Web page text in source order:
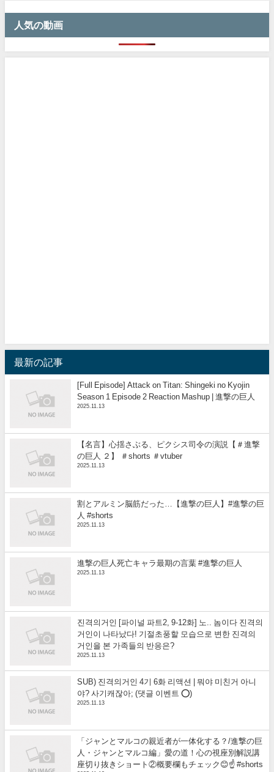
人気の動画
最新の記事
[Full Episode] Attack on Titan: Shingeki no Kyojin
Season 1 Episode 2 Reaction Mashup | 進撃の巨人
2025.11.13
【名言】心揺さぶる、ピクシス司令の演説【＃進撃
の巨人 ２】 ＃shorts ＃vtuber
2025.11.13
割とアルミン脳筋だった…【進撃の巨人】#進撃の巨
人 #shorts
2025.11.13
進撃の巨人死亡キャラ最期の言葉 #進撃の巨人
2025.11.13
진격의거인 [파이널 파트2, 9-12화] 노.. 놈이다 진격의
거인이 나타났다! 기절초풍할 모습으로 변한 진격의
거인을 본 가족들의 반응은?
2025.11.13
SUB) 진격의거인 4기 6화 리액션 | 뭐야 미친거 아니
야? 사기캐잖아; (댓글 이벤트 ⭕)
2025.11.13
「ジャンとマルコの親近者が一体化する？/進撃の巨
人・ジャンとマルコ編」愛の道！心の視座別解説講
座切り抜きショート②概要欄もチェック😊☝️ #shorts